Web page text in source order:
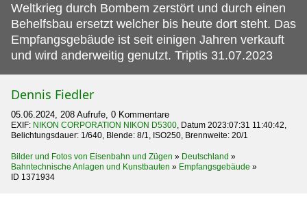
Weltkrieg durch Bombem zerstört und durch einen
Behelfsbau ersetzt welcher bis heute dort steht. Das
Empfangsgebäude ist seit einigen Jahren verkauft
und wird anderweitig genutzt. Triptis 31.07.2023
Dennis Fiedler
05.06.2024, 208 Aufrufe, 0 Kommentare
EXIF: NIKON CORPORATION NIKON D5300 , Datum 2023:07:31 11:40:42,
Belichtungsdauer: 1/640, Blende: 8/1, ISO250, Brennweite: 20/1
Bilder und Fotos von Eisenbahn und Zügen » Deutschland »
Bahntechnische Anlagen und Kunstbauten » Empfangsgebäude »
ID 1371934